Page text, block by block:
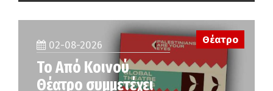
02-08-2026
Το Από Κοινού
Θέατρο συμμετέχει
Θέατρο